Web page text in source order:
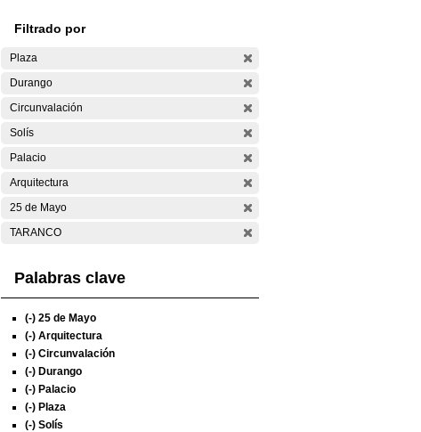
Filtrado por
Plaza
Durango
Circunvalación
Solís
Palacio
Arquitectura
25 de Mayo
TARANCO
Palabras clave
(-) 25 de Mayo
(-) Arquitectura
(-) Circunvalación
(-) Durango
(-) Palacio
(-) Plaza
(-) Solís